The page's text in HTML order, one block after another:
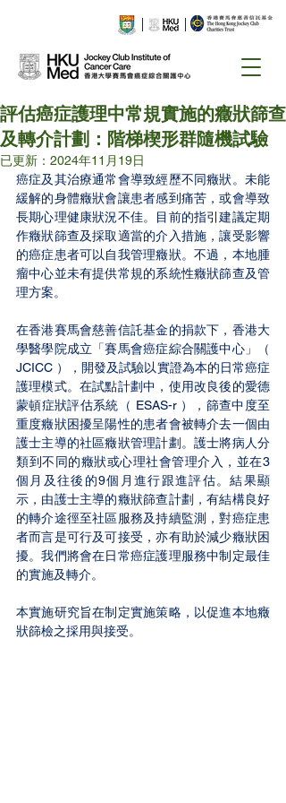
評估癌症護理中常規實施的癥狀篩查
及轉介計劃：階梯楔形群隨機試驗
已更新： 2024年11月19日
癌症及其治療通常會導致經歷不同癥狀。未能
緩解的身體癥狀會讓患者感到痛苦，或會導致
長期心理健康狀況不佳。目前的指引建議定期
作癥狀篩查及採取適當的介入措施，讓受影響
的癌症患者可以自我管理癥狀。不過，本地腫
瘤中心並未有提供常規的系統性癥狀篩查及管
理方案。
在香港賽馬會慈善信託基金的捐款下，香港大
學醫學院成立「賽馬會癌症綜合關護中心」（
JCICC ），開發及試驗以實證為本的日常癌症
護理模式。在試點計劃中，使用改良後的愛德
蒙頓症狀評估系統（ ESAS-r ），篩查中度至
重度癥狀困擾呈陽性的患者會被轉介去一個由
護士主導的社區癥狀管理計劃。護士將病人分
類到不同的癥狀或心理社會管理介入，並在3
個月及往後的9個月進行跟進評估。結果顯
示，由護士主導的癥狀篩查計劃，有結構良好
的轉介途徑至社區服務及持續監測，對癌症患
者而言是可行及可接受，亦有助於減少癥狀困
擾。我們將會在日常癌症護理服務中制定最佳
的實施及轉介。
本實施研究旨在制定實施策略，以促進本地癥
狀篩檢之採用與接受。